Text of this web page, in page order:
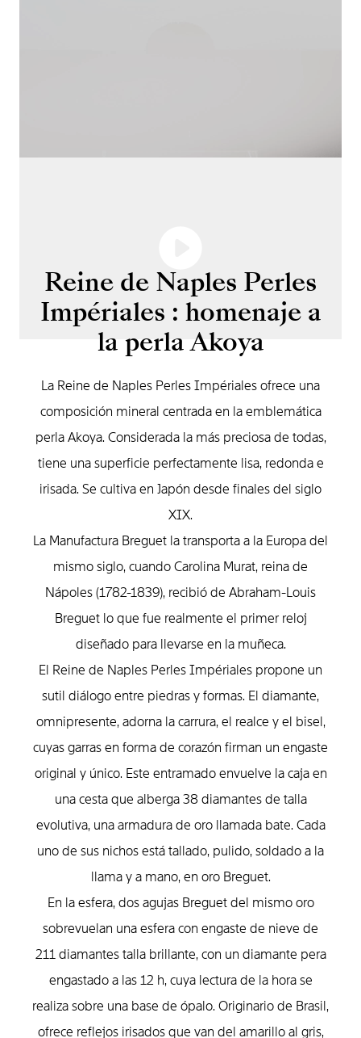
Reine de Naples Perles
Impériales : homenaje a
la perla Akoya
La Reine de Naples Perles Impériales ofrece una
composición mineral centrada en la emblemática
perla Akoya. Considerada la más preciosa de todas,
tiene una superficie perfectamente lisa, redonda e
irisada. Se cultiva en Japón desde finales del siglo
XIX.
La Manufactura Breguet la transporta a la Europa del
mismo siglo, cuando Carolina Murat, reina de
Nápoles (1782-1839), reci­bió de Abraham-Louis
Breguet lo que fue realmente el primer reloj
diseñado para llevarse en la muñeca.
El Reine de Naples Perles Impériales propone un
sutil diálogo entre piedras y formas. El diamante,
omnipresente, adorna la carrura, el realce y el bisel,
cuyas garras en forma de corazón firman un engaste
original y único. Este entramado envuelve la caja en
una cesta que alberga 38 diamantes de talla
evolutiva, una armadura de oro llamada bate. Cada
uno de sus nichos está tallado, pulido, soldado a la
llama y a mano, en oro Breguet.
En la esfera, dos agujas Breguet del mismo oro
sobrevuelan una esfera con engaste de nieve de
211 diamantes talla brillante, con un diamante pera
engastado a las 12 h, cuya lectura de la hora se
realiza sobre una base de ópalo. Originario de Brasil,
ofrece reflejos irisados que van del amarillo al gris,